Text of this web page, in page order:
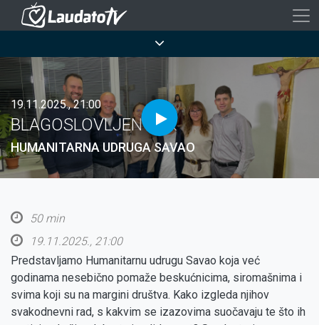
Skoči
sadržaj
19.11.2025., 21:00
BLAGOSLOVLJEN TEK
HUMANITARNA UDRUGA SAVAO
50 min
19.11.2025., 21:00
Predstavljamo Humanitarnu udrugu Savao koja već
godinama nesebično pomaže beskućnicima, siromašnima i
svima koji su na margini društva. Kako izgleda njihov
svakodnevni rad, s kakvim se izazovima suočavaju te što ih